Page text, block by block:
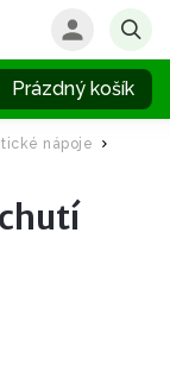
Prázdný košík
nápoje
/